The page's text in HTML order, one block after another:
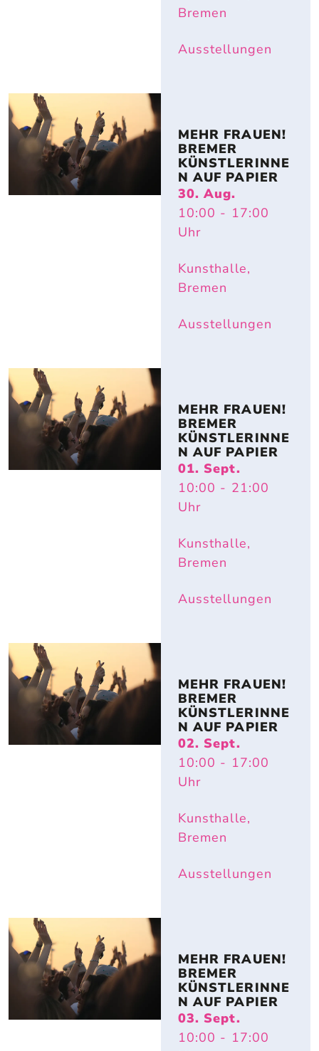
Bremen
Ausstellungen
MEHR FRAUEN!
BREMER
KÜNSTLERINNE
N AUF PAPIER
30. Aug.
10:00 - 17:00
Uhr
Kunsthalle,
Bremen
Ausstellungen
MEHR FRAUEN!
BREMER
KÜNSTLERINNE
N AUF PAPIER
01. Sept.
10:00 - 21:00
Uhr
Kunsthalle,
Bremen
Ausstellungen
MEHR FRAUEN!
BREMER
KÜNSTLERINNE
N AUF PAPIER
02. Sept.
10:00 - 17:00
Uhr
Kunsthalle,
Bremen
Ausstellungen
MEHR FRAUEN!
BREMER
KÜNSTLERINNE
N AUF PAPIER
03. Sept.
10:00 - 17:00